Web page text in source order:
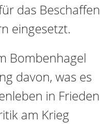
das Beschaffen
eingesetzt.
Bombenhagel
davon, was es
in Frieden
am Krieg